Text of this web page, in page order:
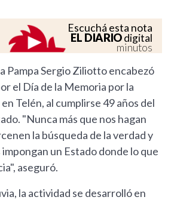
Escuchá esta nota
EL DIARIOdigital
minutos
Pampa Sergio Ziliotto encabezó
el Día de la Memoria por la
Telén, al cumplirse 49 años del
"Nunca más que nos hagan
la búsqueda de la verdad y
un Estado donde lo que
aseguró.
la actividad se desarrolló en